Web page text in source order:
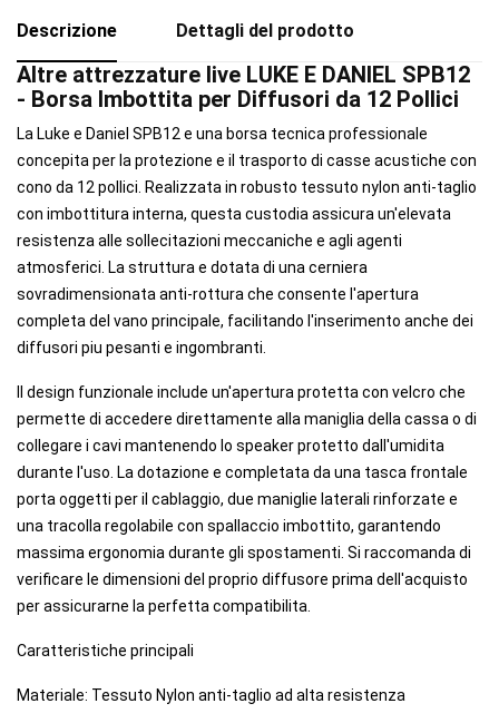
Descrizione Dettagli del prodotto
Altre attrezzature live LUKE E DANIEL SPB12
- Borsa Imbottita per Diffusori da 12 Pollici
La Luke e Daniel SPB12 e una borsa tecnica professionale
concepita per la protezione e il trasporto di casse acustiche con
cono da 12 pollici. Realizzata in robusto tessuto nylon anti-taglio
con imbottitura interna, questa custodia assicura un'elevata
resistenza alle sollecitazioni meccaniche e agli agenti
atmosferici. La struttura e dotata di una cerniera
sovradimensionata anti-rottura che consente l'apertura
completa del vano principale, facilitando l'inserimento anche dei
diffusori piu pesanti e ingombranti.
Il design funzionale include un'apertura protetta con velcro che
permette di accedere direttamente alla maniglia della cassa o di
collegare i cavi mantenendo lo speaker protetto dall'umidita
durante l'uso. La dotazione e completata da una tasca frontale
porta oggetti per il cablaggio, due maniglie laterali rinforzate e
una tracolla regolabile con spallaccio imbottito, garantendo
massima ergonomia durante gli spostamenti. Si raccomanda di
verificare le dimensioni del proprio diffusore prima dell'acquisto
per assicurarne la perfetta compatibilita.
Caratteristiche principali
Materiale: Tessuto Nylon anti-taglio ad alta resistenza